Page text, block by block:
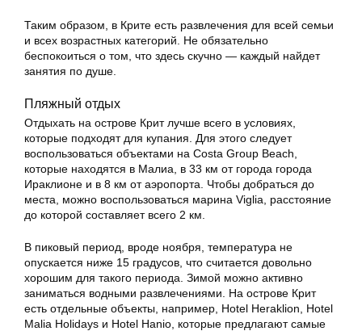
Таким образом, в Крите есть развлечения для всей семьи
и всех возрастных категорий. Не обязательно
беспокоиться о том, что здесь скучно — каждый найдет
занятия по душе.
Пляжный отдых
Отдыхать на острове Крит лучше всего в условиях,
которые подходят для купания. Для этого следует
воспользоваться объектами на Costa Group Beach,
которые находятся в Малиа, в 33 км от города города
Ираклионе и в 8 км от аэропорта. Чтобы добраться до
места, можно воспользоваться марина Viglia, расстояние
до которой составляет всего 2 км.
В пиковый период, вроде ноября, температура не
опускается ниже 15 градусов, что считается довольно
хорошим для такого периода. Зимой можно активно
заниматься водными развлечениями. На острове Крит
есть отдельные объекты, например, Hotel Heraklion, Hotel
Malia Holidays и Hotel Hanio, которые предлагают самые